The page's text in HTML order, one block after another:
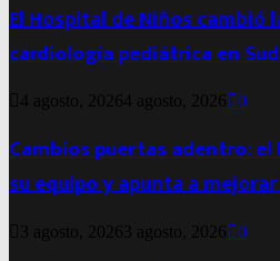
El Hospital de Niños cambió
cardiología pediátrica en
4 agosto, 20264 agosto, 2026 0
Cambios puertas adentro:
su equipo y apunta a
3 agosto, 2026 3 agosto, 2026 0